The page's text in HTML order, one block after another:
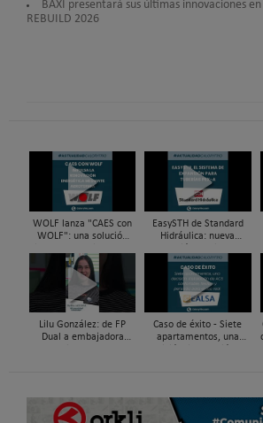
BAXI presentará sus últimas innovaciones
REBUILD 2026
WOLF lanza "CAES con
WOLF": una solución
la renovación energética
mediante...
EasySTH de Standard
Hidráulica: nueva
de expansión para
tuberías PEX
Lilu González: de FP
Dual a embajadora
Caso de éxito - Siete
apartamentos, una